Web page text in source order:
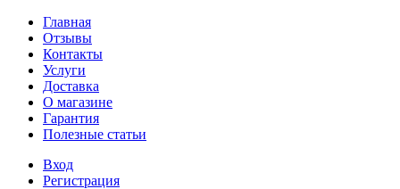
Главная
Отзывы
Контакты
Услуги
Доставка
О магазине
Гарантия
Полезные статьи
Вход
Регистрация